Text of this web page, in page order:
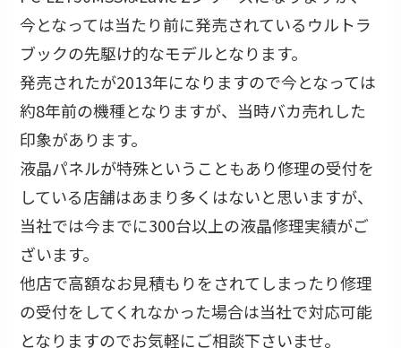
今となっては当たり前に発売されているウルトラ
ブックの先駆け的なモデルとなります。
発売されたが2013年になりますので今となっては
約8年前の機種となりますが、当時バカ売れした
印象があります。
液晶パネルが特殊ということもあり修理の受付を
している店舗はあまり多くはないと思いますが、
当社では今までに300台以上の液晶修理実績がご
ざいます。
他店で高額なお見積もりをされてしまったり修理
の受付をしてくれなかった場合は当社で対応可能
となりますのでお気軽にご相談下さいませ。